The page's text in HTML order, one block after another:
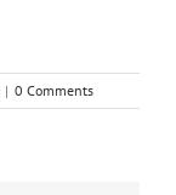
| 0 Comments